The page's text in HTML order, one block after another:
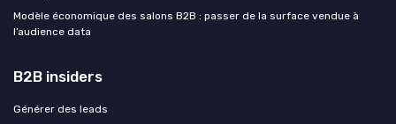
Modèle économique des salons B2B : passer de la surface vendue à
l’audience data
B2B insiders
Générer des leads